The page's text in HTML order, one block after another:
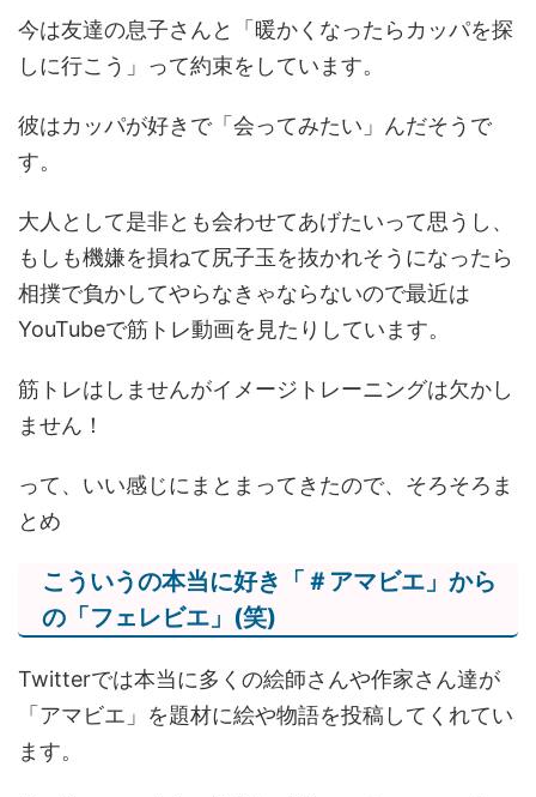
今は友達の息子さんと「暖かくなったらカッパを探
しに行こう」って約束をしています。
彼はカッパが好きで「会ってみたい」んだそうで
す。
大人として是非とも会わせてあげたいって思うし、
もしも機嫌を損ねて尻子玉を抜かれそうになったら
相撲で負かしてやらなきゃならないので最近は
YouTubeで筋トレ動画を見たりしています。
筋トレはしませんがイメージトレーニングは欠かし
ません！
って、いい感じにまとまってきたので、そろそろま
とめ
こういうの本当に好き「＃アマビエ」から
の「フェレビエ」(笑)
Twitterでは本当に多くの絵師さんや作家さん達が
「アマビエ」を題材に絵や物語を投稿してくれてい
ます。